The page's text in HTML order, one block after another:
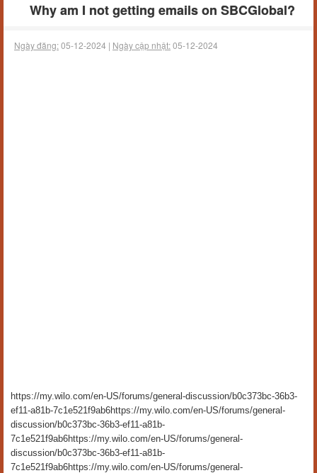
Why am I not getting emails on SBCGlobal?
Ngày đăng:05-12-2024 | Ngày cập nhật:05-12-2024
https://my.wilo.com/en-US/forums/general-discussion/b0c373bc-36b3-
ef11-a81b-7c1e521f9ab6https://my.wilo.com/en-US/forums/general-
discussion/b0c373bc-36b3-ef11-a81b-
7c1e521f9ab6https://my.wilo.com/en-US/forums/general-
discussion/b0c373bc-36b3-ef11-a81b-
7c1e521f9ab6https://my.wilo.com/en-US/forums/general-